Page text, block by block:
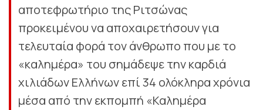
αποτεφρωτήριο της Ριτσώνας
προκειμένου να αποχαιρετήσουν για
τελευταία φορά τον άνθρωπο που με το
«καλημέρα» του σημάδεψε την καρδιά
χιλιάδων Ελλήνων επί 34 ολόκληρα χρόνια
μέσα από την εκπομπή «Καλημέρα